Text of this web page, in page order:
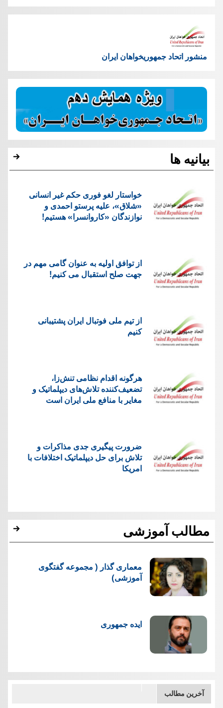
منشور اتحاد جمهوریخواهان ایران
بیانیه ها
خواستار لغو فوری حکم غیر انسانی
«شلاق»، علیه پرستو احمدی و
نوازندگان «کاروانسرا» هستیم!
از توافق اولیه به عنوان گامی مهم در
جهت صلح استقبال می کنیم!
از تیم ملی فوتبال ایران پشتیبانی
کنیم
هرگونه اقدام نظامی تنش‌زا،
تضعیف‌کننده تلاش‌های دیپلماتیک و
مغایر با منافع ملی ایران است
ضرورت پیگیری جدی مذاکرات و
تلاش برای حل دیپلماتیک اختلافات با
امریکا
مطالب آموزشی
معماری گذار ( مجموعه گفتگوی
آموزشی)
ایده جمهوری
آخرین مطالب